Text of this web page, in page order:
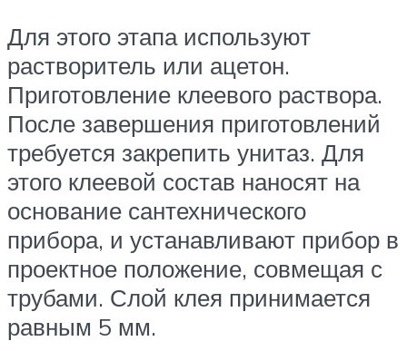
Для этого этапа используют
растворитель или ацетон.
Приготовление клеевого раствора.
После завершения приготовлений
требуется закрепить унитаз. Для
этого клеевой состав наносят на
основание сантехнического
прибора, и устанавливают прибор в
проектное положение, совмещая с
трубами. Слой клея принимается
равным 5 мм.